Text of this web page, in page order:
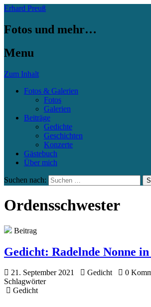
Erhard Preuß
Fotos und mehr…
Menu
Zum Inhalt
Fotos & Galerien
Fotos
Galerien
Beiträge
Gedichte
Geschichten
Konzerte
Gästebuch
Über mich
Suchen nach:
Ordensschwester
Beitrag
Gedicht: Radelnde Nonne
21. September 2021 Gedicht 0
Schlagwörter
Gedicht